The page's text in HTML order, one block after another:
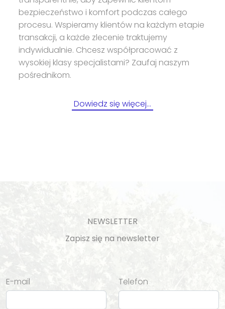
bezpieczeństwo i komfort podczas całego
procesu. Wspieramy klientów na każdym etapie
transakcji, a każde zlecenie traktujemy
indywidualnie. Chcesz współpracować z
wysokiej klasy specjalistami? Zaufaj naszym
pośrednikom.
Dowiedz się więcej…
NEWSLETTER
Zapisz się na newsletter
E-mail Telefon